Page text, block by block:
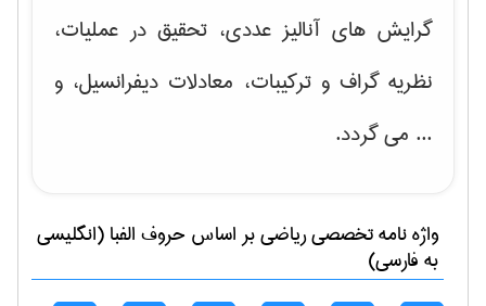
گرایش های آنالیز عددی، تحقیق در عملیات،
نظریه گراف و تركیبات، معادلات دیفرانسیل، و
... می گردد.
واژه نامه تخصصیرياضیبر اساس حروف الفبا (انگلیسی
به فارسی)